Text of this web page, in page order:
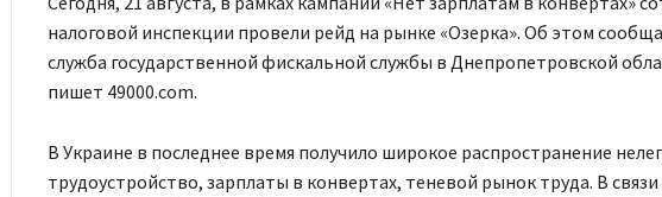
налоговой инспекции провели рейд на рынке «Озерка». Об этом
служба государственной фискальной службы в Днепропетровской
пишет 49000.com.​
В Украине в последнее время получило широкое распространение
трудоустройство, зарплаты в конвертах, теневой рынок труда. В связи